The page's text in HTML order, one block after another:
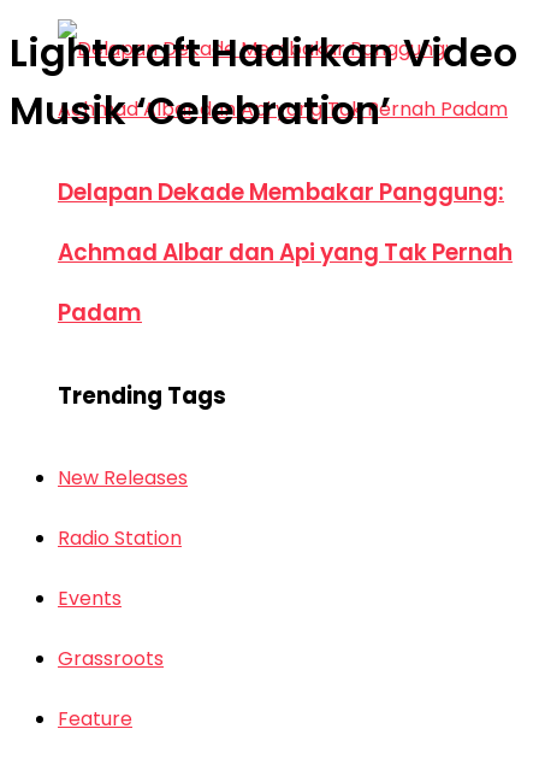
Delapan Dekade Membakar Panggung:
Achmad Albar dan Api yang Tak Pernah
Padam
Trending Tags
New Releases
Radio Station
Events
Grassroots
Feature
Lightcraft Hadirkan Video
Musik ‘Celebration’